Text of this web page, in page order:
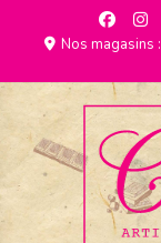
Nos magasins :